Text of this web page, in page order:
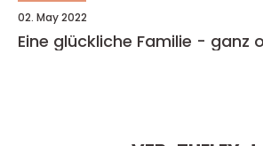
02. May 2022
Eine glückliche Familie - ganz